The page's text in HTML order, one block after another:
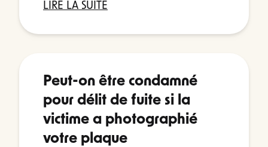
LIRE LA SUITE
Peut-on être condamné
pour délit de fuite si la
victime a photographié
votre plaque